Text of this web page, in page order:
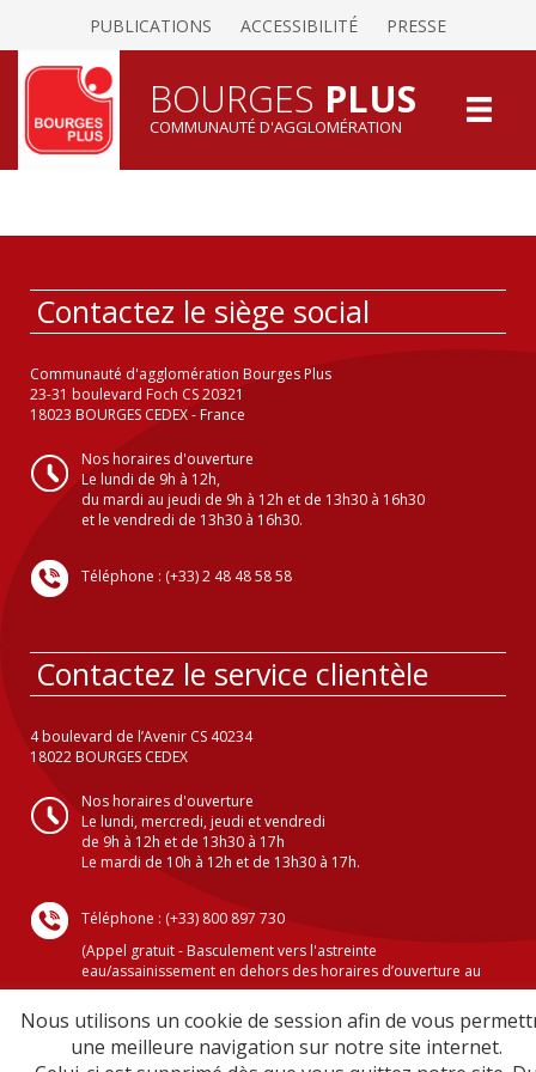
PUBLICATIONS ACCESSIBILITÉ PRESSE
BOURGES PLUS
COMMUNAUTÉ D'AGGLOMÉRATION
Contactez le siège social
Communauté d'agglomération Bourges Plus
23-31 boulevard Foch CS 20321
18023 BOURGES CEDEX - France
Nos horaires d'ouverture
Le lundi de 9h à 12h,
du mardi au jeudi de 9h à 12h et de 13h30 à 16h30
et le vendredi de 13h30 à 16h30.
Téléphone : (+33) 2 48 48 58 58
Contactez le service clientèle
4 boulevard de l’Avenir CS 40234
18022 BOURGES CEDEX
Nos horaires d'ouverture
Le lundi, mercredi, jeudi et vendredi
de 9h à 12h et de 13h30 à 17h
Le mardi de 10h à 12h et de 13h30 à 17h.
Téléphone : (+33) 800 897 730
(Appel gratuit - Basculement vers l'astreinte
eau/assainissement en dehors des horaires d’ouverture au
public )
Nous utilisons un cookie de session afin de vous
une meilleure navigation sur notre site internet.